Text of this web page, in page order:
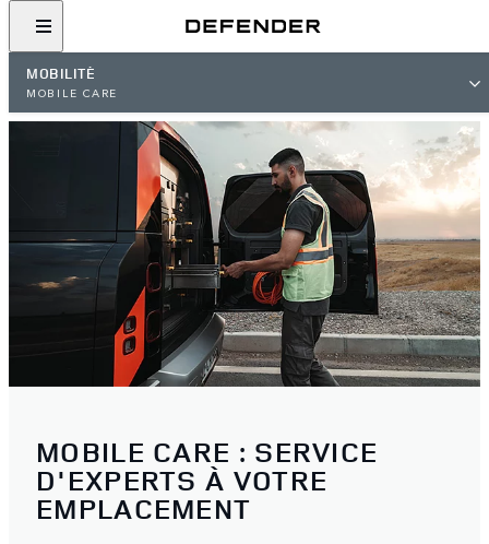
MOBILITÉ
MOBILE CARE
MOBILE CARE : SERVICE
D'EXPERTS À VOTRE
EMPLACEMENT